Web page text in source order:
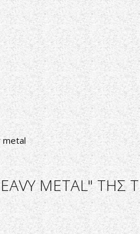
METAL" ΤΗΣ